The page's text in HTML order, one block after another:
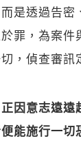
是透過告密
罪，為案件
，偵查審訊
因意志遠遠
能施行一切